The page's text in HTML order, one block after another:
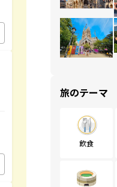
旅のテーマ
飲食